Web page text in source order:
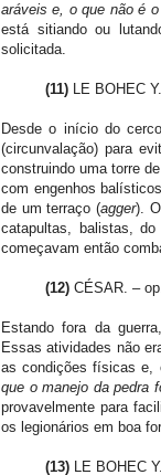
aráveis e, o que não é
está sitiando ou
solicitada.
(11) LE BOHEC
Desde o início do
(circunvalação) para
construindo uma torre
com engenhos
de um terraço (agger).
catapultas, balistas,
começavam então
(12) CÉSAR. –
Estando fora da
Essas atividades não
as condições físicas e,
que o manejo da pedra
provavelmente para
os legionários em boa
(13) LE BOHEC